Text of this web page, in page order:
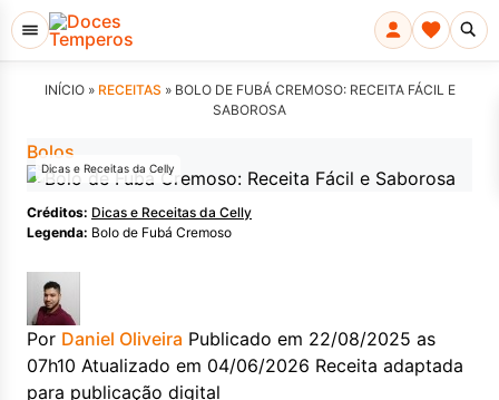
INÍCIO » RECEITAS » BOLO DE FUBÁ CREMOSO: RECEITA FÁCIL E
SABOROSA
Bolos
Dicas e Receitas da Celly
Créditos: Dicas e Receitas da Celly
Legenda: Bolo de Fubá Cremoso
Por Daniel Oliveira Publicado em 22/08/2025 as
07h10 Atualizado em 04/06/2026 Receita adaptada
para publicação digital